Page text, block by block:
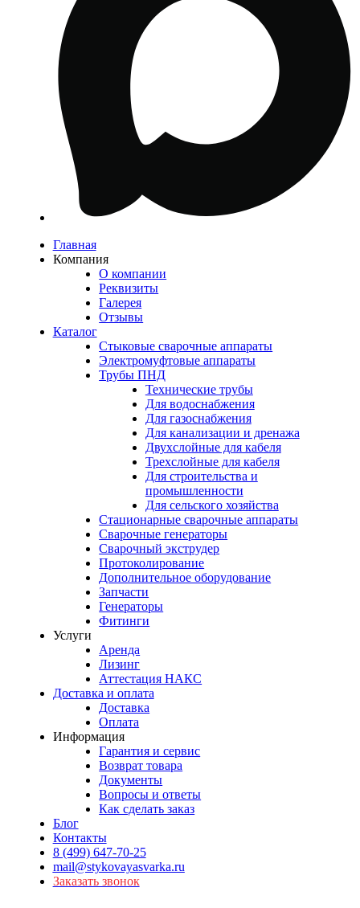
Главная
Компания
О компании
Реквизиты
Галерея
Отзывы
Каталог
Стыковые сварочные аппараты
Электромуфтовые аппараты
Трубы ПНД
Технические трубы
Для водоснабжения
Для газоснабжения
Для канализации и дренажа
Двухслойные для кабеля
Трехслойные для кабеля
Для строительства и
промышленности
Для сельского хозяйства
Стационарные сварочные аппараты
Сварочные генераторы
Сварочный экструдер
Протоколирование
Дополнительное оборудование
Запчасти
Генераторы
Фитинги
Услуги
Аренда
Лизинг
Аттестация НАКС
Доставка и оплата
Доставка
Оплата
Информация
Гарантия и сервис
Возврат товара
Документы
Вопросы и ответы
Как сделать заказ
Блог
Контакты
8 (499) 647-70-25
mail@stykovayasvarka.ru
Заказать звонок